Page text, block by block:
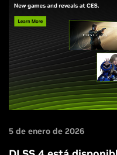
5 de enero de 2026